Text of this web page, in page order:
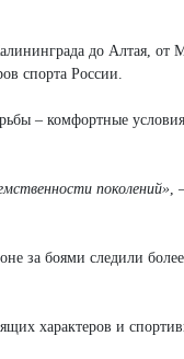
до Алтая, от
спорта России.
– комфортные
поколений»
за боями следили
характеров и